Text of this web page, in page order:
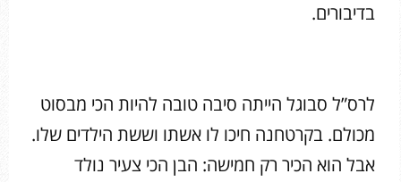
בדיבורים.
לרס”ל סבוגל הייתה סיבה טובה להיות הכי מבסוט
מכולם. בקרטחנה חיכו לו אשתו וששת הילדים שלו.
אבל הוא הכיר רק חמישה: הבן הכי צעיר נולד